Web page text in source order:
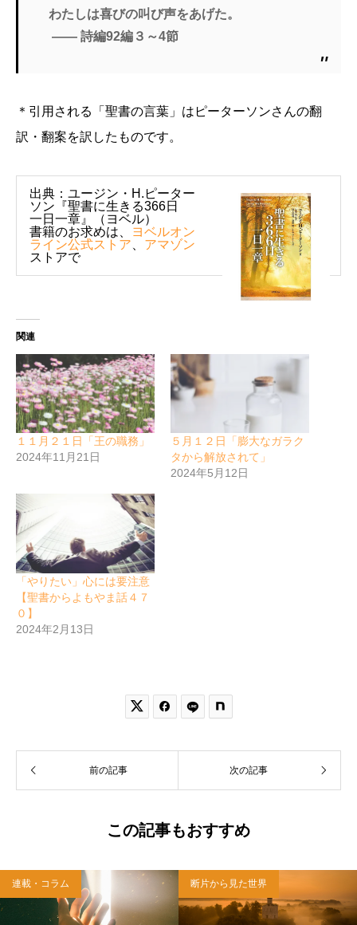
わたしは喜びの叫び声をあげた。
―― 詩編92編３～4節
＊引用される「聖書の言葉」はピーターソンさんの翻
訳・翻案を訳したものです。
出典：ユージン・H.ピーター
ソン『聖書に生きる366日
一日一章』（ヨベル）
書籍のお求めは、
ヨベルオン
ライン公式ストア
アマゾン
ストアで
関連
１１月２１日「王の職務」
2024年11月21日
５月１２日「膨大なガラク
タから解放されて」
2024年5月12日
「やりたい」心には要注意
【聖書からよもやま話４７
０】
2024年2月13日
 
前の記事 次の記事
この記事もおすすめ
連載・コラム 断片から見た世界